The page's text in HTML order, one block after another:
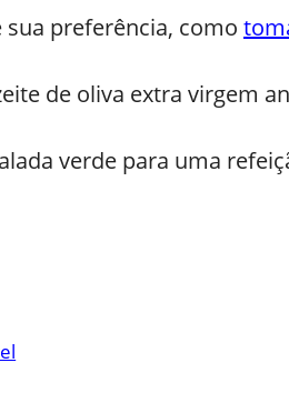
preferência, como
de oliva extra virgem
verde para uma